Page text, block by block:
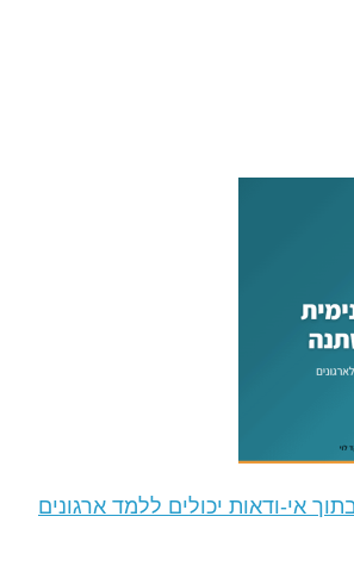
אי-ודאות יכולים ללמד ארגונים